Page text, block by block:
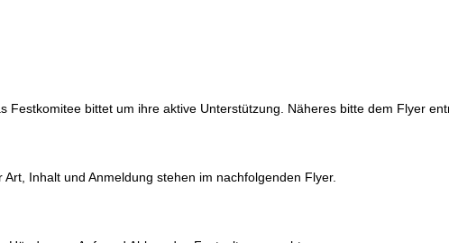
Festkomitee bittet um ihre aktive Unterstützung. Näheres bitte dem Flyer
Inhalt und Anmeldung stehen im nachfolgenden Flyer.